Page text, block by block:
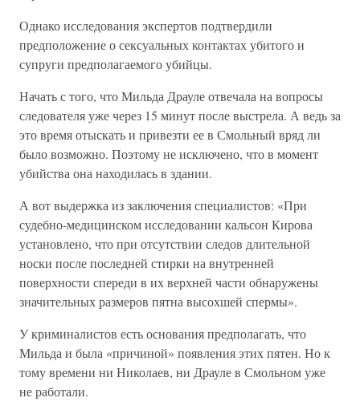
Однако исследования экспертов подтвердили
предположение о сексуальных контактах убитого и
супруги предполагаемого убийцы.
Начать с того, что Мильда Драуле отвечала на вопросы
следователя уже через 15 минут после выстрела. А ведь за
это время отыскать и привезти ее в Смольный вряд ли
было возможно. Поэтому не исключено, что в момент
убийства она находилась в здании.
А вот выдержка из заключения специалистов: «При
судебно-медицинском исследовании кальсон Кирова
установлено, что при отсутствии следов длительной
носки после последней стирки на внутренней
поверхности спереди в их верхней части обнаружены
значительных размеров пятна высохшей спермы».
У криминалистов есть основания предполагать, что
Мильда и была «причиной» появления этих пятен. Но к
тому времени ни Николаев, ни Драуле в Смольном уже
не работали.